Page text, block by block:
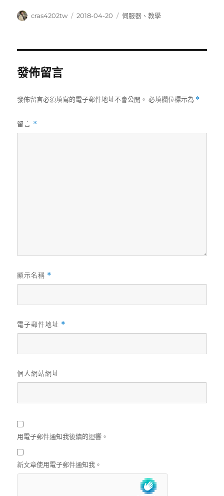
作
cras4202tw
發
2018-04-20
分
伺服器 、教學
發佈留言
發佈留言必須填寫的電子郵件地址不會公開。 必填欄位標示為 *
留言 *
顯示名稱 *
電子郵件地址 *
個人網站網址
用電子郵件通知我後續的迴響。
新文章使用電子郵件通知我。